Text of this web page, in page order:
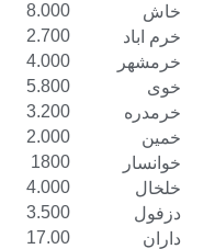
8.000
13.500
2.700
4.850
4.000
7.000
5.800
9.500
3.200
6.100
2.000
3.850
1800
3.500
4.000
8.000
3.500
6.900
17.00
3.000